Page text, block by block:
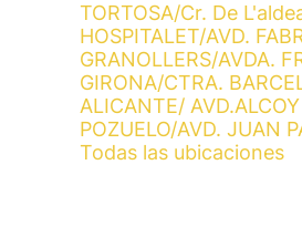
TORTOSA/Cr. De
HOSPITALET/AVD.
GRANOLLERS/AVDA.
GIRONA/CTRA.
ALICANTE/ AVD.ALCOY
POZUELO/AVD. JUAN
Todas las ubicaciones